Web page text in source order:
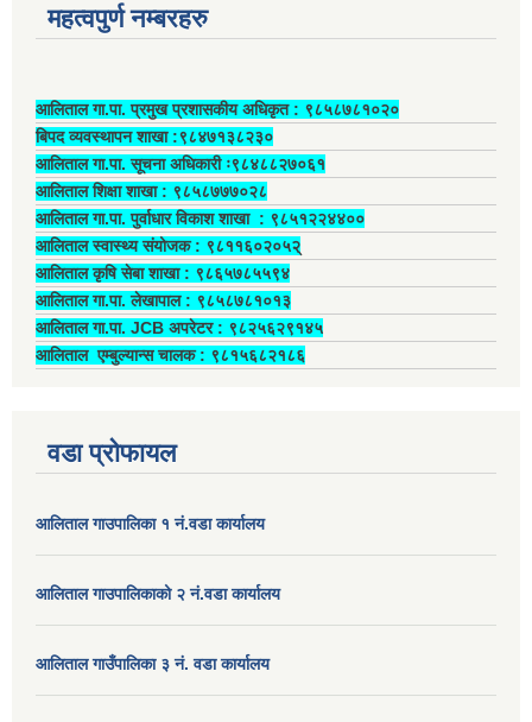
महत्वपुर्ण नम्बरहरु
आलिताल गा.पा. प्रमुख प्रशासकीय अधिकृत ‍: ९८५८७८१०२०
बिपद व्यवस्थापन शाखा :९८४७१३८२३०
आलिताल गा.पा. सूचना अधिकारी ः९८४८८२७०६१
आलिताल शिक्षा शाखा : ९८५८७७७०२८
आलिताल गा.पा. पुर्वाधार विकाश शाखा ‍: ९८५१२२४४००
आलिताल स्वास्थ्य संयोजक ‍: ९८११६०२०५२्
आलिताल कृषि सेबा शाखा : ९८६५७८५५९४
आलिताल गा.पा. लेखापाल ‍: ९८५८७८१०१३
आलिताल गा.पा. JCB अपरेटर ‍: ९८२५६२९१४५
आलिताल एम्बुल्यान्स चालक ‍: ९८१५६८२१८६
वडा प्रोफायल
आलिताल गाउपालिका १ नं.वडा कार्यालय
आलिताल गाउपालिकाको २ नं.वडा कार्यालय
आलिताल गाउँपालिका ३ नं. वडा कार्यालय